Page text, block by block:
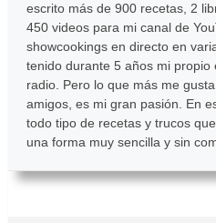
escrito más de 900 recetas, 2
450 videos para mi canal de
showcookings en directo en
tenido durante 5 años mi
radio. Pero lo que más me
amigos, es mi gran pasión. En
todo tipo de recetas y trucos
una forma muy sencilla y sin